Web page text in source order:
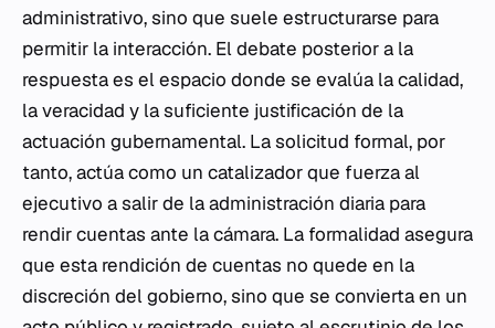
administrativo, sino que suele estructurarse para
permitir la interacción. El debate posterior a la
respuesta es el espacio donde se evalúa la calidad,
la veracidad y la suficiente justificación de la
actuación gubernamental. La solicitud formal, por
tanto, actúa como un catalizador que fuerza al
ejecutivo a salir de la administración diaria para
rendir cuentas ante la cámara. La formalidad asegura
que esta rendición de cuentas no quede en la
discreción del gobierno, sino que se convierta en un